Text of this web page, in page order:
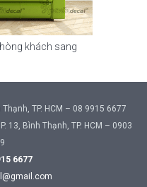
khách sang
TP. HCM – 08 9915 6677
13, Bình Thạnh, TP. HCM – 0903
6677